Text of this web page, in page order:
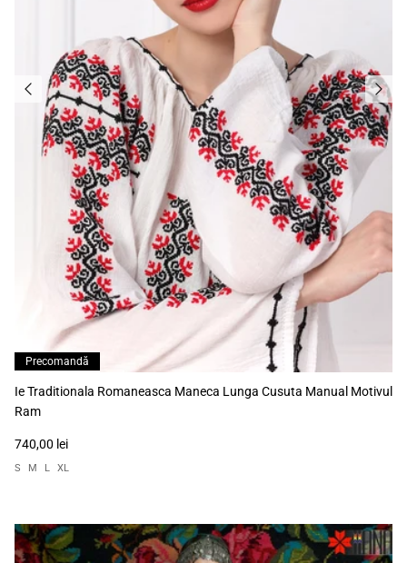
Precomandă
Ie Traditionala Romaneasca Maneca Lunga Cusuta Manual Motivul
Ram
740,00 lei
S M L XL